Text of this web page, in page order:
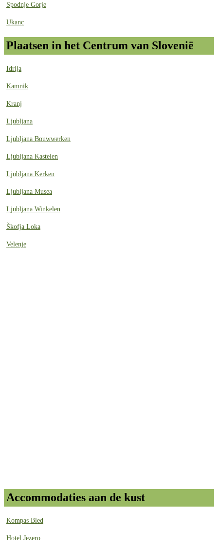
Spodnje Gorje
Ukanc
Plaatsen in het Centrum van Slovenië
Idrija
Kamnik
Kranj
Ljubljana
Ljubljana Bouwwerken
Ljubljana Kastelen
Ljubljana Kerken
Ljubljana Musea
Ljubljana Winkelen
Škofja Loka
Velenje
Accommodaties aan de kust
Kompas Bled
Hotel Jezero